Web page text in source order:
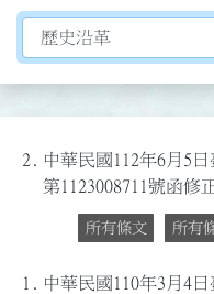
切換選擇法規資訊內容
2.
中華民國112年6月5
第1123008711號函修
所有條文 所有
1. 中華民國110年3月4